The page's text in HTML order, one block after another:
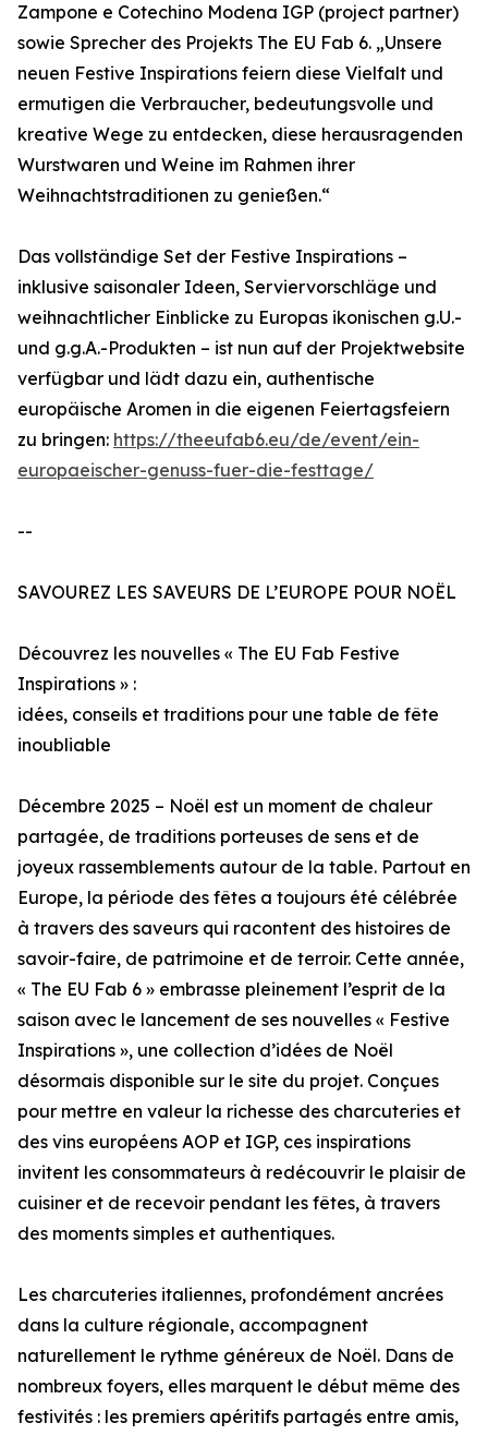
Zampone e Cotechino Modena IGP (project partner)
sowie Sprecher des Projekts The EU Fab 6. „Unsere
neuen Festive Inspirations feiern diese Vielfalt und
ermutigen die Verbraucher, bedeutungsvolle und
kreative Wege zu entdecken, diese herausragenden
Wurstwaren und Weine im Rahmen ihrer
Weihnachtstraditionen zu genießen.“
Das vollständige Set der Festive Inspirations –
inklusive saisonaler Ideen, Serviervorschläge und
weihnachtlicher Einblicke zu Europas ikonischen g.U.-
und g.g.A.-Produkten – ist nun auf der Projektwebsite
verfügbar und lädt dazu ein, authentische
europäische Aromen in die eigenen Feiertagsfeiern
zu bringen: https://theeufab6.eu/de/event/ein-
europaeischer-genuss-fuer-die-festtage/
--
SAVOUREZ LES SAVEURS DE L’EUROPE POUR NOËL
Découvrez les nouvelles « The EU Fab Festive
Inspirations » :
idées, conseils et traditions pour une table de fête
inoubliable
Décembre 2025 – Noël est un moment de chaleur
partagée, de traditions porteuses de sens et de
joyeux rassemblements autour de la table. Partout en
Europe, la période des fêtes a toujours été célébrée
à travers des saveurs qui racontent des histoires de
savoir-faire, de patrimoine et de terroir. Cette année,
« The EU Fab 6 » embrasse pleinement l’esprit de la
saison avec le lancement de ses nouvelles « Festive
Inspirations », une collection d’idées de Noël
désormais disponible sur le site du projet. Conçues
pour mettre en valeur la richesse des charcuteries et
des vins européens AOP et IGP, ces inspirations
invitent les consommateurs à redécouvrir le plaisir de
cuisiner et de recevoir pendant les fêtes, à travers
des moments simples et authentiques.
Les charcuteries italiennes, profondément ancrées
dans la culture régionale, accompagnent
naturellement le rythme généreux de Noël. Dans de
nombreux foyers, elles marquent le début même des
festivités : les premiers apéritifs partagés entre amis,